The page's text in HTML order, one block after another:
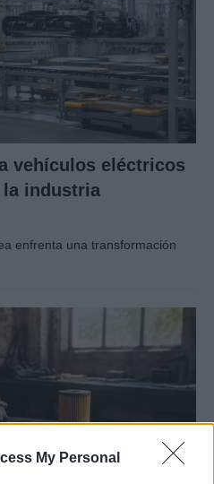
My Personal
vehículos eléctricos
la industria
enfrenta una transformación